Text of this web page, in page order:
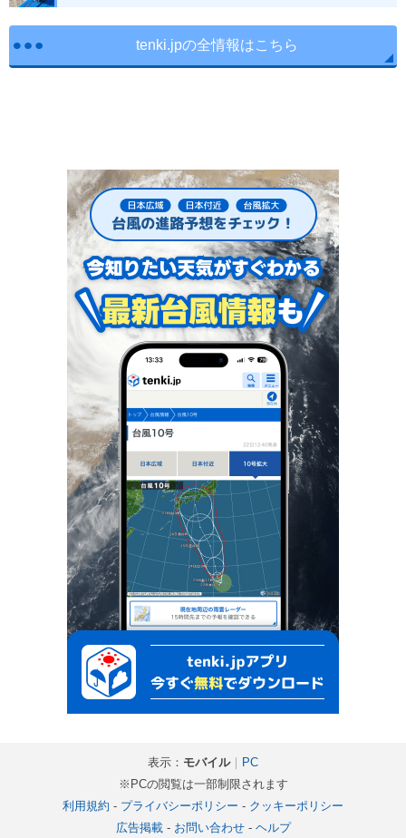
tenki.jpの全情報はこちら
表示： モバイル｜ PC
※PCの閲覧は一部制限されます
利用規約 - プライバシーポリシー - クッキーポリシー
広告掲載- お問い合わせ- ヘルプ